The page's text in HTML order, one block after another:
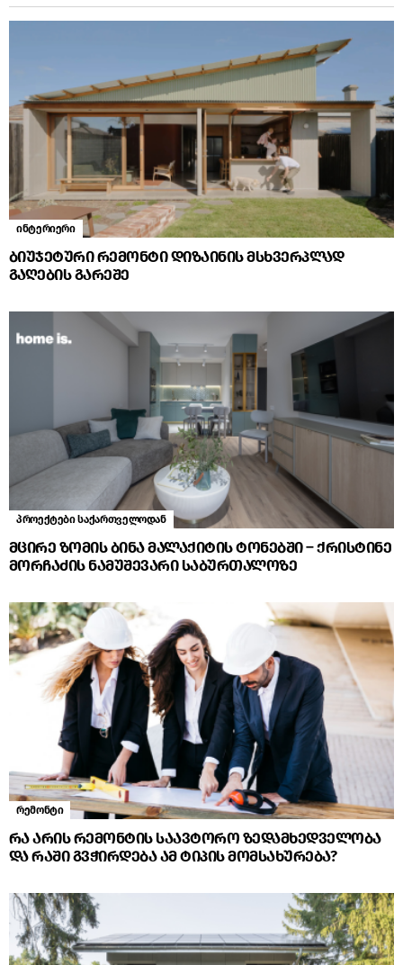
ინტერიერი
ბიუჯეტური რემონტი დიზაინის მსხვერპლად
გაღების გარეშე
პროექტები საქართველოდან
მცირე ზომის ბინა მალაქიტის ტონებში – ქრისტინე
მორჩაძის ნამუშევარი საბურთალოზე
რემონტი
რა არის რემონტის საავტორო ზედამხედველობა
და რაში გვჭირდება ამ ტიპის მომსახურება?